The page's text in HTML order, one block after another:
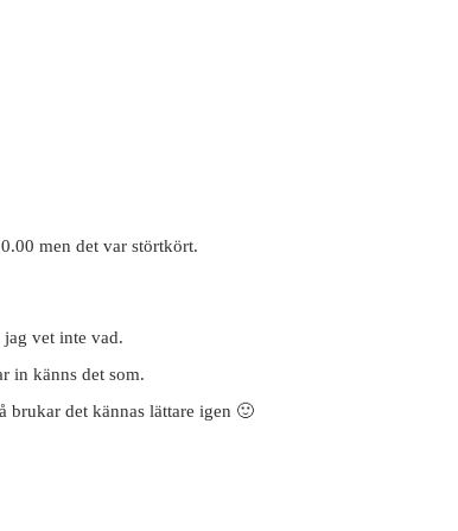
men det var störtkört.
jag vet inte vad.
in känns det som.
brukar det kännas lättare igen 🙂